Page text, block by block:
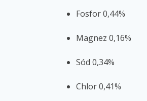
Fosfor 0,44%
Magnez 0,16%
Sód 0,34%
Chlor 0,41%